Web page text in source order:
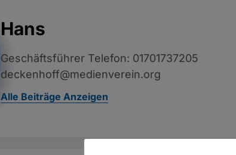
Hans
Geschäftsführer Telefon: 01701737205
deckenhoff@medienverein.org
Alle Beiträge Anzeigen